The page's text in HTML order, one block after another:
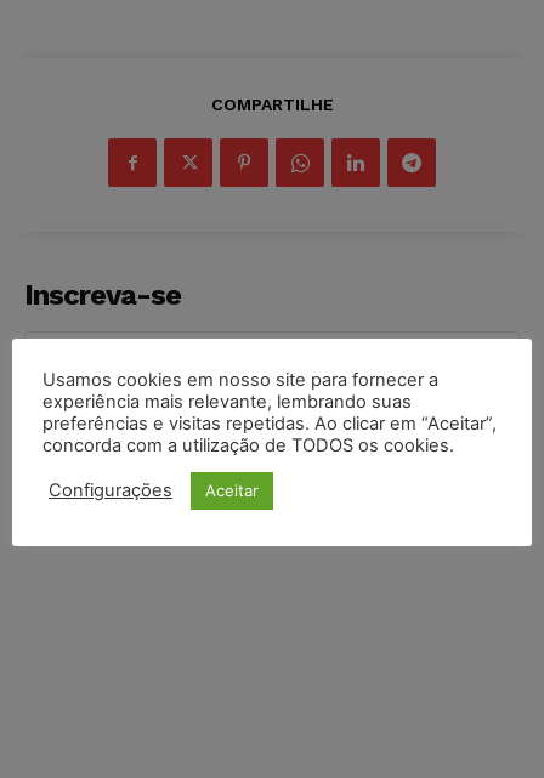
COMPARTILHE
Inscreva-se
INSCREVER
Li e aceito aPolítica de Privacidade
Usamos cookies em nosso site para fornecer a
experiência mais relevante, lembrando suas
preferências e visitas repetidas. Ao clicar em “Aceitar”,
concorda com a utilização de TODOS os cookies.
Configurações Aceitar